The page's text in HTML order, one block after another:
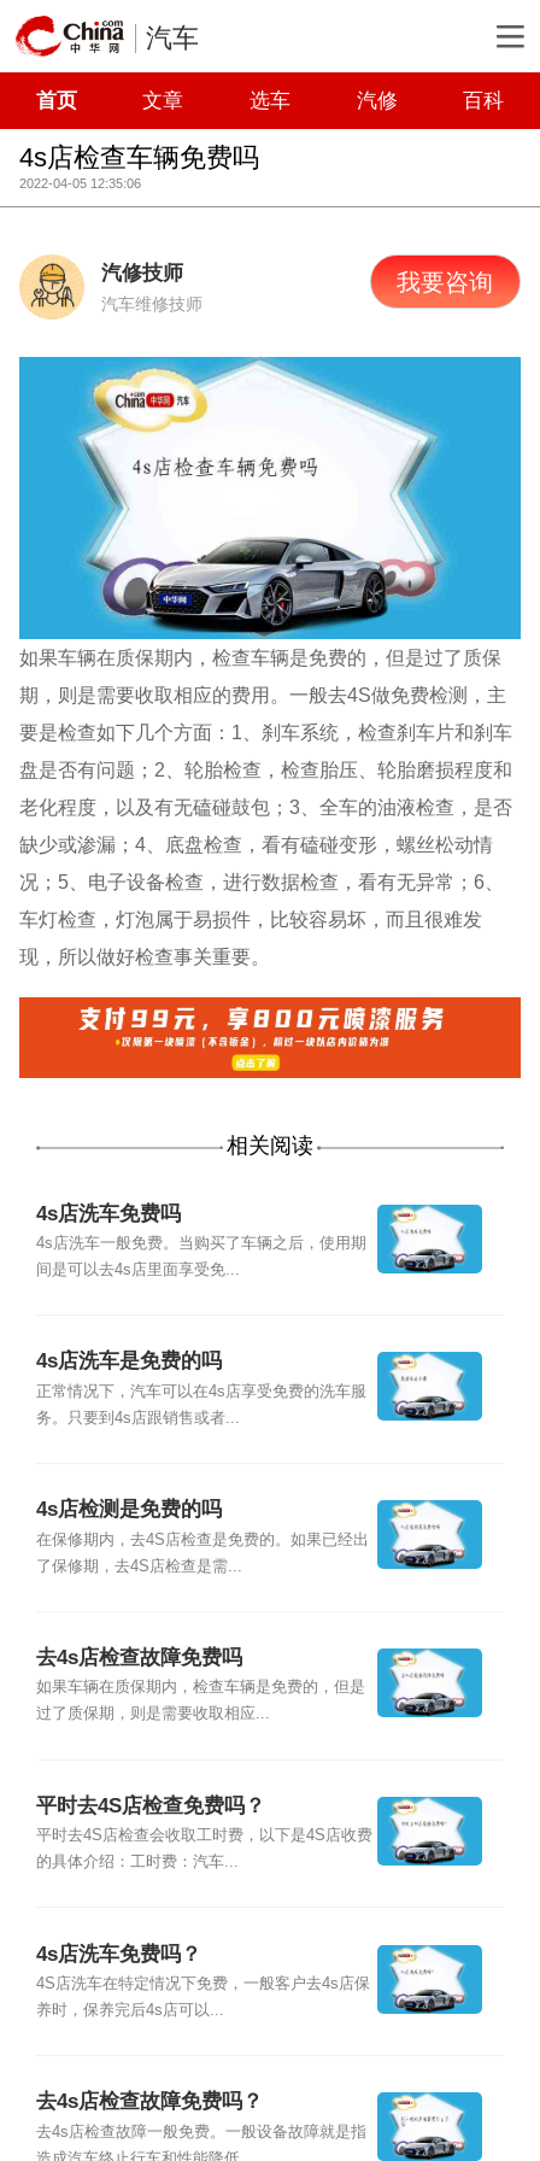
汽车
首页 文章 选车 汽修 百科
4s店检查车辆免费吗
2022-04-05 12:35:06
汽修技师
汽车维修技师
我要咨询
如果车辆在质保期内，检查车辆是免费的，但是过了质保
期，则是需要收取相应的费用。一般去4S做免费检测，主
要是检查如下几个方面：1、刹车系统，检查刹车片和刹车
盘是否有问题；2、轮胎检查，检查胎压、轮胎磨损程度和
老化程度，以及有无磕碰鼓包；3、全车的油液检查，是否
缺少或渗漏；4、底盘检查，看有磕碰变形，螺丝松动情
况；5、电子设备检查，进行数据检查，看有无异常；6、
车灯检查，灯泡属于易损件，比较容易坏，而且很难发
现，所以做好检查事关重要。
相关阅读
4s店洗车免费吗
4s店洗车一般免费。当购买了车辆之后，使用期
间是可以去4s店里面享受免...
4s店洗车是免费的吗
正常情况下，汽车可以在4s店享受免费的洗车服
务。只要到4s店跟销售或者...
4s店检测是免费的吗
在保修期内，去4S店检查是免费的。如果已经出
了保修期，去4S店检查是需...
去4s店检查故障免费吗
如果车辆在质保期内，检查车辆是免费的，但是
过了质保期，则是需要收取相应...
平时去4S店检查免费吗？
平时去4S店检查会收取工时费，以下是4S店收费
的具体介绍：工时费：汽车...
4s店洗车免费吗？
4S店洗车在特定情况下免费，一般客户去4s店保
养时，保养完后4s店可以...
去4s店检查故障免费吗？
去4s店检查故障一般免费。一般设备故障就是指